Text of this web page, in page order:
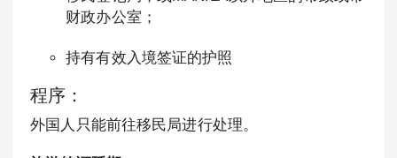
财政办公室；
持有有效入境签证的护照
程序：
外国人只能前往移民局进行处理。